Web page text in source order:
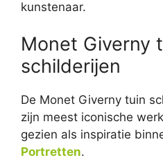
kunstenaar.
Monet Giverny
schilderijen
De Monet Giverny tuin
zijn meest iconische
gezien als inspiratie
Portretten.